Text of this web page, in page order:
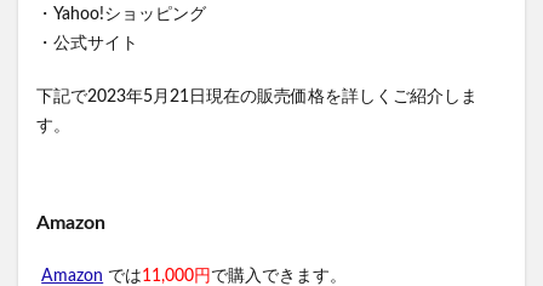
・Yahoo!ショッピング
・公式サイト
下記で2023年5月21日現在の販売価格を詳しくご紹介しま
す。
Amazon
Amazon では11,000円 で購入できます。